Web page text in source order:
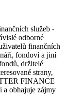
služeb -
odborné
finančních
fondoví a jiní
držitelé
strany,
FINANCE
a obhajuje zájmy